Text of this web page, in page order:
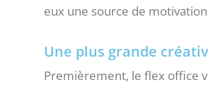
eux une source de
Une plus grande
Premièrement, le flex office